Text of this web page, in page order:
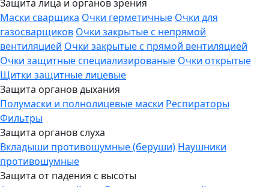
Защита лица и органов зрения
Маски сварщика Очки герметичные Очки для
газосварщиков Очки закрытые с непрямой
вентиляцией Очки закрытые с прямой вентиляцией
Очки защитные специализированые Очки открытые
Щитки защитные лицевые
Защита органов дыхания
Полумаски и полнолицевые маски Респираторы
Фильтры
Защита органов слуха
Вкладыши противошумные (беруши) Наушники
противошумные
Защита от падения с высоты